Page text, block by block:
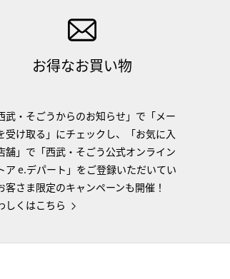
お得なお買い物
武・そごうからのお知らせ」で「メー
受け取る」にチェックし、「お気に入
舗」で「西武・そごう公式オンライン
ア e.デパート」をご登録いただいてい
客さま限定のキャンペーンも開催！
しくはこちら